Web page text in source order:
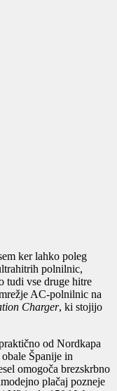
ker lahko poleg
polnilnic,
tudi vse druge hitre
AC-polnilnic na
Charger, ki stojijo
od Nordkapa
Španije in
omogoča brezskrbno
plačaj pozneje